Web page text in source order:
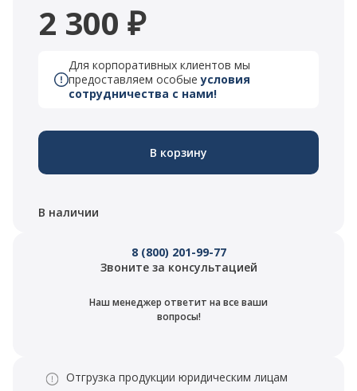
2 300 ₽
Для корпоративных клиентов мы
предоставляем особыеусловия
сотрудничества с нами!
В корзину
В наличии
8 (800) 201-99-77
Звоните за консультацией
Наш менеджер ответит на все ваши
вопросы!
Отгрузка продукции юридическим лицам